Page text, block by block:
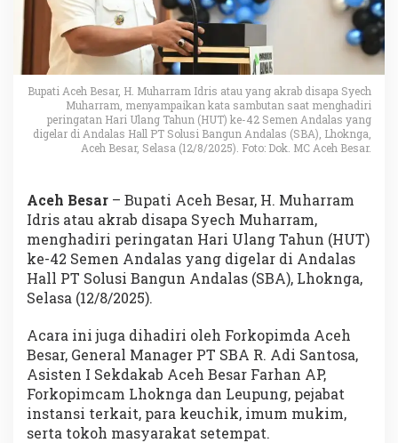
Bupati Aceh Besar, H. Muharram Idris atau yang akrab disapa Syech
Muharram, menyampaikan kata sambutan saat menghadiri
peringatan Hari Ulang Tahun (HUT) ke-42 Semen Andalas yang
digelar di Andalas Hall PT Solusi Bangun Andalas (SBA), Lhoknga,
Aceh Besar, Selasa (12/8/2025). Foto: Dok. MC Aceh Besar.
Aceh Besar – Bupati Aceh Besar, H. Muharram
Idris atau akrab disapa Syech Muharram,
menghadiri peringatan Hari Ulang Tahun (HUT)
ke-42 Semen Andalas yang digelar di Andalas
Hall PT Solusi Bangun Andalas (SBA), Lhoknga,
Selasa (12/8/2025).
Acara ini juga dihadiri oleh Forkopimda Aceh
Besar, General Manager PT SBA R. Adi Santosa,
Asisten I Sekdakab Aceh Besar Farhan AP,
Forkopimcam Lhoknga dan Leupung, pejabat
instansi terkait, para keuchik, imum mukim,
serta tokoh masyarakat setempat.